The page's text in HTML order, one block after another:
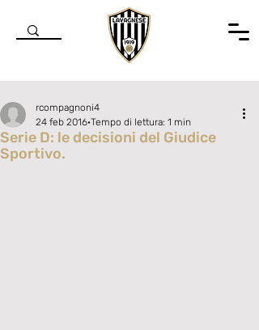
Serie D: le decisioni del Giudice
Sportivo.
rcompagnoni4
24 feb 2016 Tempo di lettura: 1 min